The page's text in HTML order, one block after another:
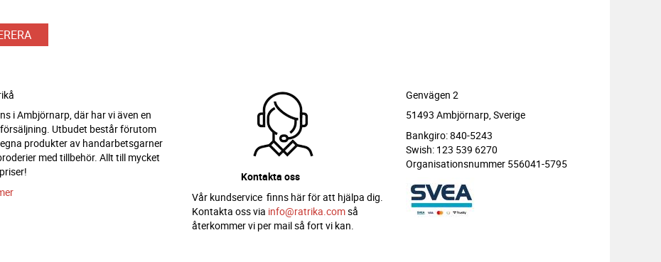
i Ambjörnarp, där har vi även en
Utbudet består förutom
produkter av handarbetsgarner
med tillbehör. Allt till mycket
Kontakta oss
Vår kundservice finns här för att hjälpa dig.
Kontakta oss via info@ratrika.comså
återkommer vi per mail så fort vi kan.
Genvägen 2
51493 Ambjörnarp, Sverige
Bankgiro: 840-5243
Swish: 123 539 6270
Organisationsnummer 556041-5795